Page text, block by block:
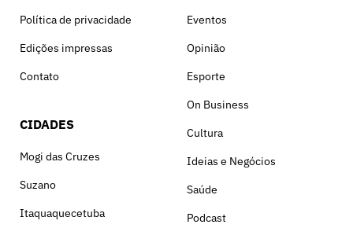
Política de privacidade
Edições impressas
Contato
CIDADES
Mogi das Cruzes
Suzano
Itaquaquecetuba
Eventos
Opinião
Esporte
On Business
Cultura
Ideias e Negócios
Saúde
Podcast